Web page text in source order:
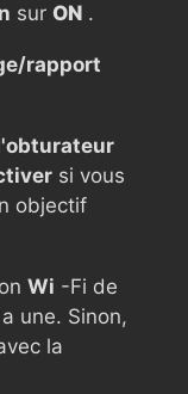
sur ON .
rapport
si vous
objectif
Wi -Fi de
une. Sinon,
la